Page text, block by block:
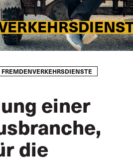
FREMDENVERKEHRSDIENSTE
einer
die